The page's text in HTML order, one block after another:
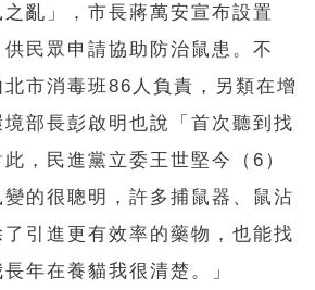
亂」，市長蔣萬安宣布設置
供民眾申請協助防治鼠患。不
市消毒班86人負責，另類在增
部長彭啟明也說「首次聽到找
，民進黨立委王世堅今（6）
變的很聰明，許多捕鼠器、鼠沾
引進更有效率的藥物，也能找
年在養貓我很清楚。」